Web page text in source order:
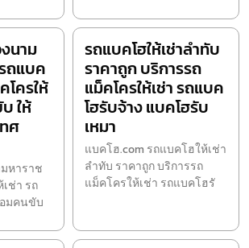
นาม
ถแบค
โครให้
ให้
ศ
หาราช
ช่า รถ
มคนขับ
รถแบคโฮให้เช่าลำทับ
ราคาถูก บริการรถ
แม็คโครให้เช่า รถแบค
โฮรับจ้าง แบคโฮรับ
เหมา
แบคโฮ.com รถแบคโฮให้เช่า
ลำทับ ราคาถูก บริการรถ
แม็คโครให้เช่า รถแบคโฮรั